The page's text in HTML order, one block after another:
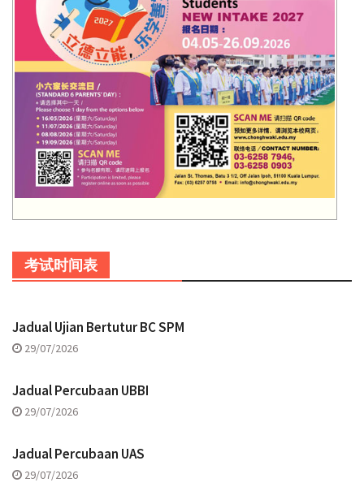
考试时间表
Jadual Ujian Bertutur BC SPM
29/07/2026
Jadual Percubaan UBBI
29/07/2026
Jadual Percubaan UAS
29/07/2026